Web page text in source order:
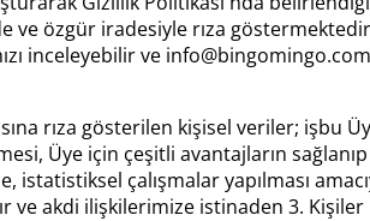
ve özgür iradesiyle rıza
inceleyebilir ve info@bingomingo.com
rıza gösterilen kişisel veriler; işbu
Üye için çeşitli avantajların
çalışmalar yapılması
ve akdi ilişkilerimize istinaden 3. Kişiler